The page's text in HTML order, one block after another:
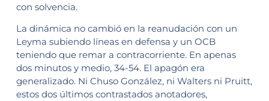
con solvencia.
La dinámica no cambió en la reanudación con un
Leyma subiendo líneas en defensa y un OCB
teniendo que remar a contracorriente. En apenas
dos minutos y medio, 34-54. El apagón era
generalizado. Ni Chuso González, ni Walters ni Pruitt,
estos dos últimos contrastados anotadores,